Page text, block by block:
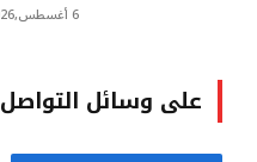
6 أغسطس,2026
على وسائل التواصل